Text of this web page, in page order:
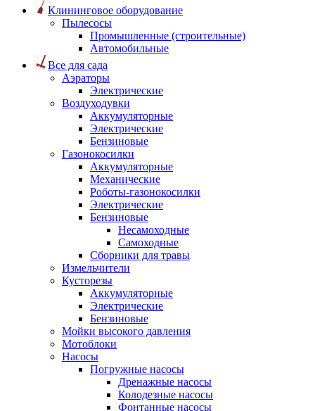
Клининговое оборудование
Пылесосы
Промышленные (строительные)
Автомобильные
Все для сада
Аэраторы
Электрические
Воздуходувки
Аккумуляторные
Электрические
Бензиновые
Газонокосилки
Аккумуляторные
Механические
Роботы-газонокосилки
Электрические
Бензиновые
Несамоходные
Самоходные
Сборники для травы
Измельчители
Кусторезы
Аккумуляторные
Электрические
Бензиновые
Мойки высокого давления
Мотоблоки
Насосы
Погружные насосы
Дренажные насосы
Колодезные насосы
Фонтанные насосы